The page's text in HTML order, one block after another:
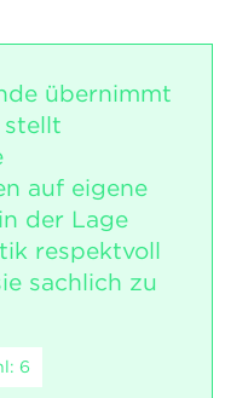
übernimmt
auf eigene
der Lage
respektvoll
sachlich zu
6